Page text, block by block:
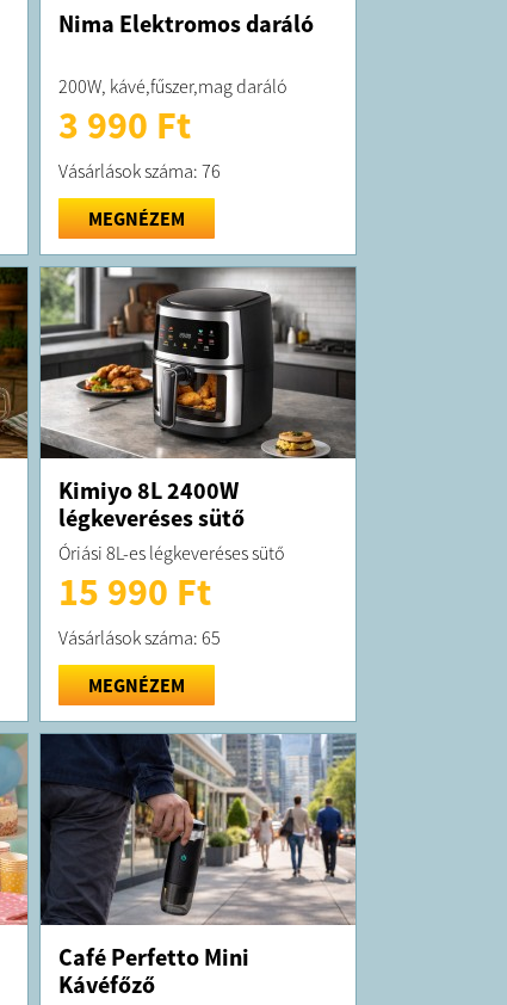
Nima Elektromos daráló
200W, kávé,fűszer,mag daráló
3 990 Ft
Vásárlások száma: 76
MEGNÉZEM
Kimiyo 8L 2400W
légkeveréses sütő
Óriási 8L-es légkeveréses sütő
15 990 Ft
Vásárlások száma: 65
MEGNÉZEM
Café Perfetto Mini
Kávéfőző